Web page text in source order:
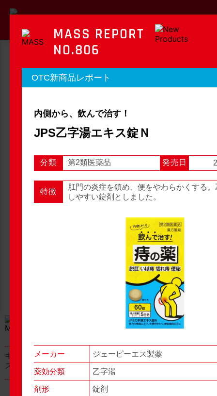
MASS REPORT
マスレポート
OTC新商品レポート 店頭観察レポート
OTC新商品レポート 店頭観察
3 ... 54
キャベジンコーワαプラ
ス顆粒
New Products
No.976▶▶
グロンサン用刃棒
MASS REPORT
NO.806
OTC新商品レポート
内側から、飲んで治す！
JPS乙字湯エキス錠Ｎ
分類 第2類医薬品 発売日
特徴
肛門の炎症を鎮め、便をやわらかくする
しやすい錠剤としました。
メーカー ジェーピーエス製薬
薬効分類 乙字湯
剤形 錠剤